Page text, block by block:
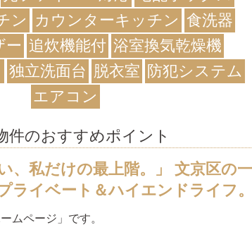
ン
カウンターキッチン 食洗器
ー 追炊機能付 浴室換気乾燥機
独立洗面台 脱衣室 防犯システム
エアコン
件のおすすめポイント
、私だけの最上階。」 文京区の
ライベート＆ハイエンドライフ。
ムページ」です。